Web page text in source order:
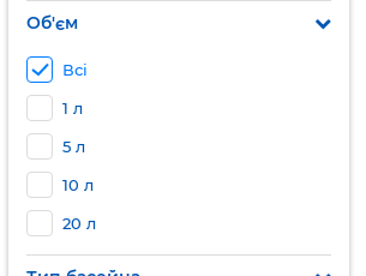
Об'єм
Всі
1 л
5 л
10 л
20 л